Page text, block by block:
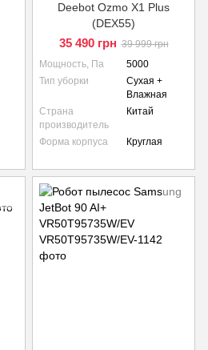
Deebot Ozmo X1 Plus
(DEX55)
35 490 грн 39 999 грн
Мощность, Па
5000
Тип уборки
Сухая +
Влажная
Страна
производитель
Китай
Форма корпуса Круглая